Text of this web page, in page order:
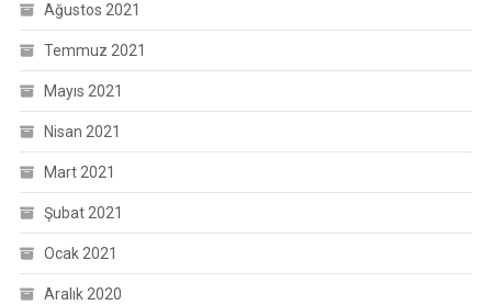
Ağustos 2021
Temmuz 2021
Mayıs 2021
Nisan 2021
Mart 2021
Şubat 2021
Ocak 2021
Aralık 2020